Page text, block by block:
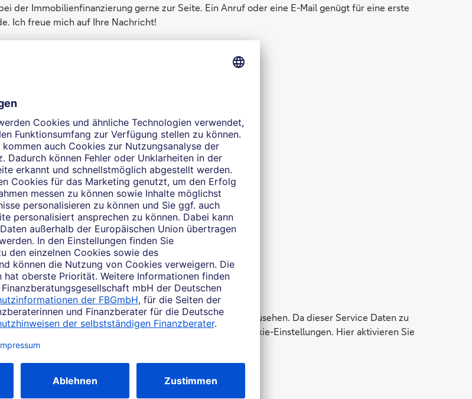
der Immobilienfinanzierung gerne zur Seite. Ein Anruf oder eine E-Mail genügt für eine erste
Ich freue mich auf Ihre Nachricht!
Kunden über mich
einsehen
WhoFinance abgegebene Kundenbewertungen einzusehen. Da dieser Service Daten zu
bitte zunächst zu. Per Klick gelangen Sie zu den Cookie-Einstellungen. Hier aktivieren Sie
speichern".